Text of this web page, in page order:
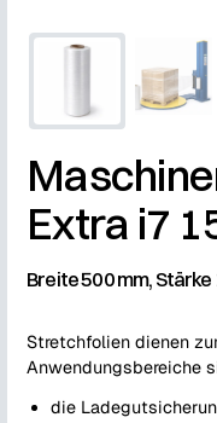
Extra i7
Breite 500 mm, Stärke
Stretchfolien dienen
Anwendungsbereiche
die